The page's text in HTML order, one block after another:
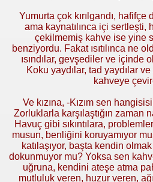
Yumurta çok kırılgandı,
ama kaynatılınca içi sertleşti,
çekilmemiş kahve ise yine
benziyordu. Fakat ısıtılınca ne
ısındılar, gevşediler ve içinde
Koku yaydılar, tad yaydılar
kahveye
Ve kızına, -Kızım sen
Zorluklarla karşılaştığın zaman
Havuç gibi sıkıntılara,
musun, benliğini koruyamıyor
katılaşıyor, başta kendin
dokunmuyor mu? Yoksa sen
uğruna, kendini ateşe atma
mutluluk veren, huzur veren,